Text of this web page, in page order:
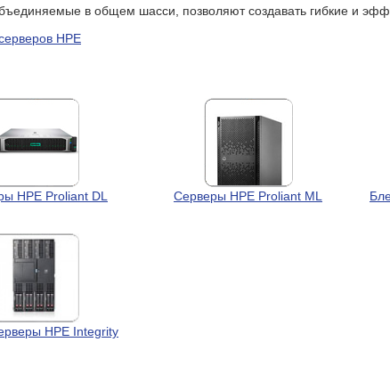
в общем шасси, позволяют создавать гибкие и
HPE
HPE Proliant DL Серверы HPE Proliant ML
HPE Integrity